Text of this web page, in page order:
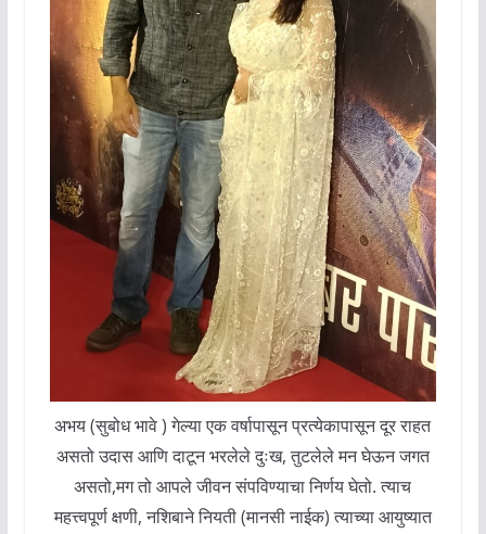
अभय (सुबोध भावे ) गेल्या एक वर्षापासून प्रत्येकापासून दूर राहत
असतो उदास आणि दाटून भरलेले दुःख, तुटलेले मन घेऊन जगत
असतो,मग तो आपले जीवन संपविण्याचा निर्णय घेतो. त्याच
महत्त्वपूर्ण क्षणी, नशिबाने नियती (मानसी नाईक) त्याच्या आयुष्यात